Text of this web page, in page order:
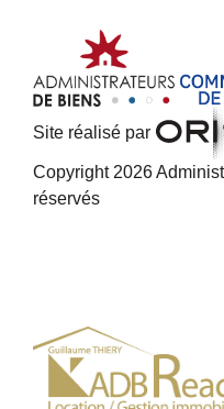
Site réalisé par
Copyright 2026
réservés